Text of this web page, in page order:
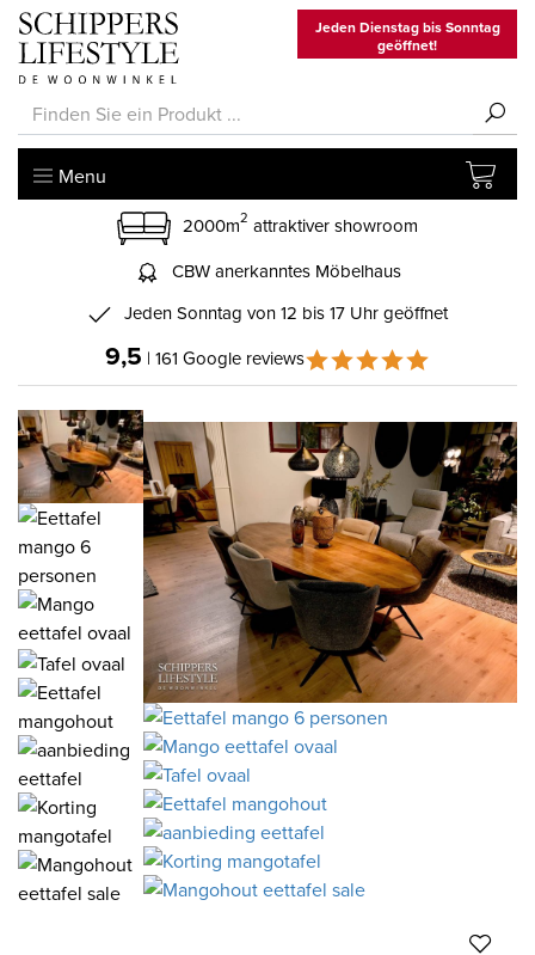
Jeden Dienstag bis Sonntag
geöffnet!
Menu
2000m2 attraktiver showroom
CBW anerkanntes Möbelhaus
Jeden Sonntag von 12 bis 17 Uhr geöffnet
9,5 | 161 Google reviews